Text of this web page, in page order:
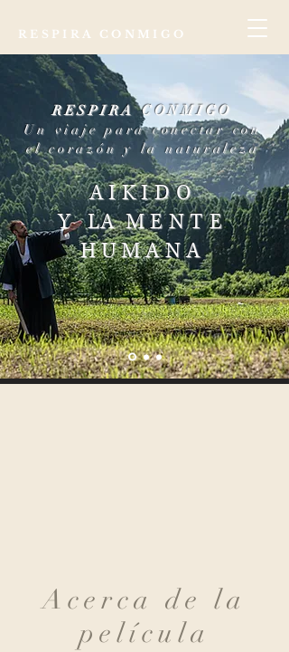
RESPIRA CONMIGO
RESPIRA CONMIGO
Un viaje para conectar con
el corazón y la naturaleza
AIKIDO
YLAMENTE
HUMANA
Acerca de la
película